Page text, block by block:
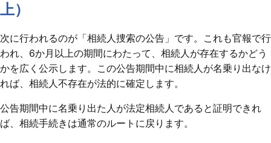
上）
次に行われるのが「相続人捜索の公告」です。これも官報で行
われ、6か月以上の期間にわたって、相続人が存在するかどう
かを広く公示します。この公告期間中に相続人が名乗り出なけ
れば、相続人不存在が法的に確定します。
公告期間中に名乗り出た人が法定相続人であると証明できれ
ば、相続手続きは通常のルートに戻ります。